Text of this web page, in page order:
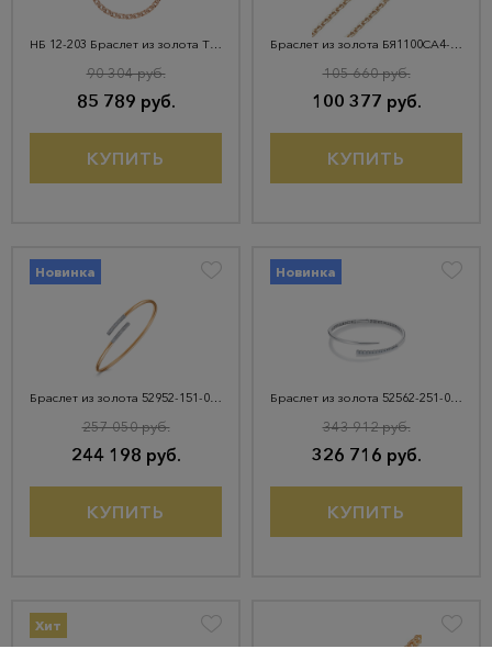
НБ 12-203 Браслет из золота ТРОЙНОЙ РОМБ
85 789 руб.
90 304 руб.
КУПИТЬ
Браслет из золота БЯ1100СА4-А51
100 377 руб.
105 660 руб.
КУПИТЬ
Новинка
Браслет из золота 52952-151-01-00
244 198 руб.
257 050 руб.
КУПИТЬ
Новинка
Браслет из золота 52562-251-00-00
326 716 руб.
343 912 руб.
КУПИТЬ
Хит